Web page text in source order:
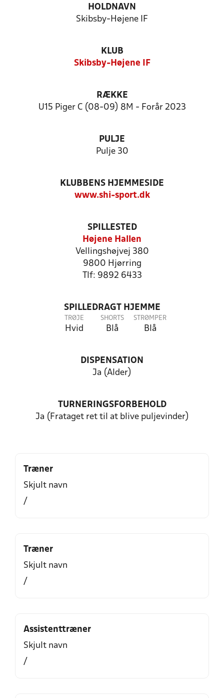
HOLDNAVN
Skibsby-Højene IF
KLUB
Skibsby-Højene IF
RÆKKE
U15 Piger C (08-09) 8M - Forår 2023
PULJE
Pulje 30
KLUBBENS HJEMMESIDE
www.shi-sport.dk
SPILLESTED
Højene Hallen
Vellingshøjvej 380
9800 Hjørring
Tlf: 9892 6433
SPILLEDRAGT HJEMME
TRØJE
Hvid
SHORTS
Blå
STRØMPER
Blå
DISPENSATION
Ja (Alder)
TURNERINGSFORBEHOLD
Ja (Frataget ret til at blive puljevinder)
Træner
Skjult navn
/
Træner
Skjult navn
/
Assistenttræner
Skjult navn
/